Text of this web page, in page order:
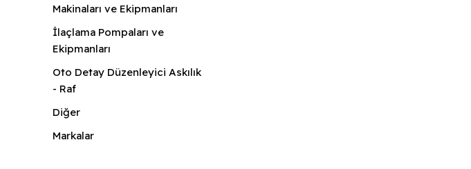
Makinaları ve Ekipmanları
İlaçlama Pompaları ve
Ekipmanları
Oto Detay Düzenleyici Askılık
- Raf
Diğer
Markalar